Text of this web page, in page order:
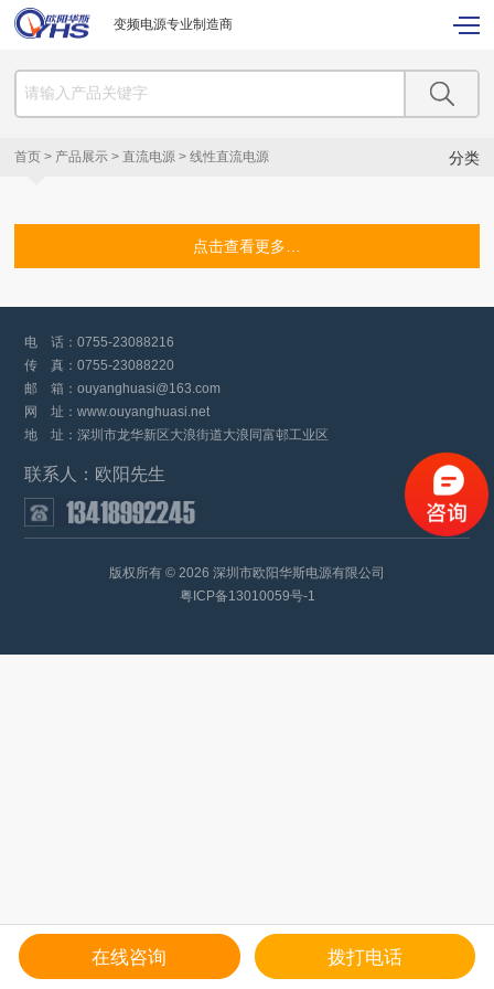
变频电源专业制造商
分类
首页 > 产品展示 >直流电源 >线性直流电源
点击查看更多…
电 话：0755-23088216
传 真：0755-23088220
邮 箱：ouyanghuasi@163.com
网 址：www.ouyanghuasi.net
地 址：深圳市龙华新区大浪街道大浪同富邨工业区
联系人：欧阳先生
版权所有 © 2026 深圳市欧阳华斯电源有限公司
粤ICP备13010059号-1
在线咨询 拨打电话